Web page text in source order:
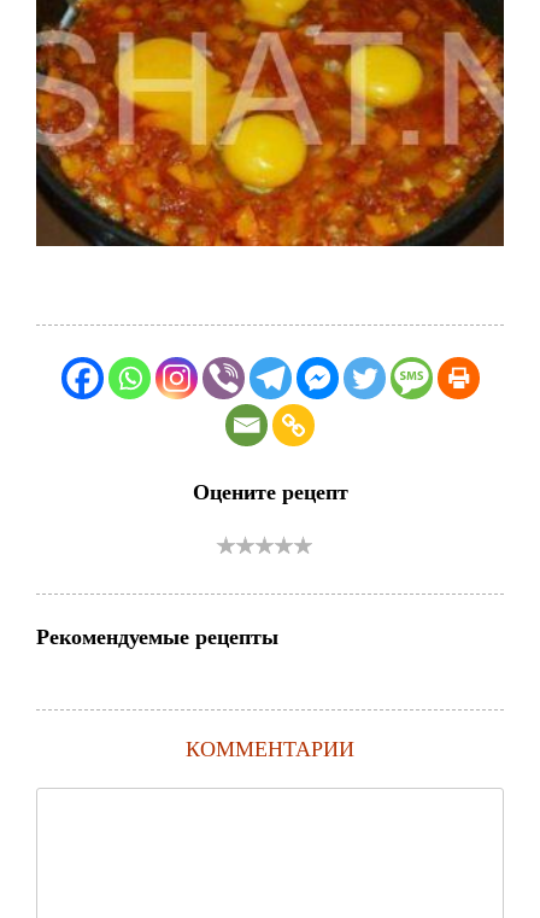
Оцените рецепт
Рекомендуемые рецепты
КОММЕНТАРИИ